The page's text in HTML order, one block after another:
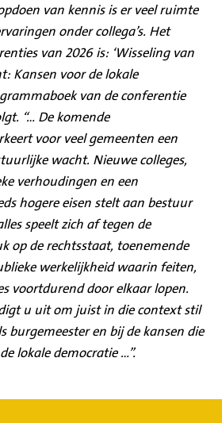
van kennis is er veel ruimte
onder collega’s. Het
van 2026 is: ‘Wisseling van
Kansen voor de lokale
van de conferentie
“… De komende
voor veel gemeenten een
wacht. Nieuwe colleges,
verhoudingen en een
hogere eisen stelt aan bestuur
speelt zich af tegen de
op de rechtsstaat, toenemende
werkelijkheid waarin feiten,
voortdurend door elkaar lopen.
u uit om juist in die context stil
burgemeester en bij de kansen die
lokale democratie …”.